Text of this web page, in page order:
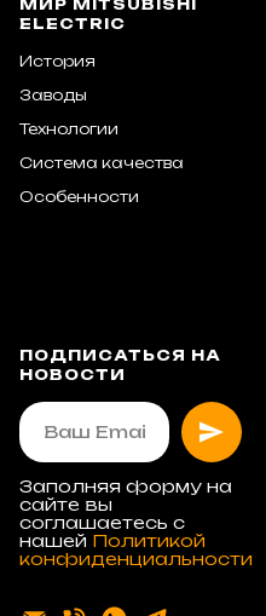
МИР MITSUBISHI
ELECTRIC
История
Заводы
Технологии
Система качества
Особенности
ПОДПИСАТЬСЯ НА
НОВОСТИ
Заполняя форму на
сайте вы
соглашаетесь с
нашей Политикой
конфиденциальности